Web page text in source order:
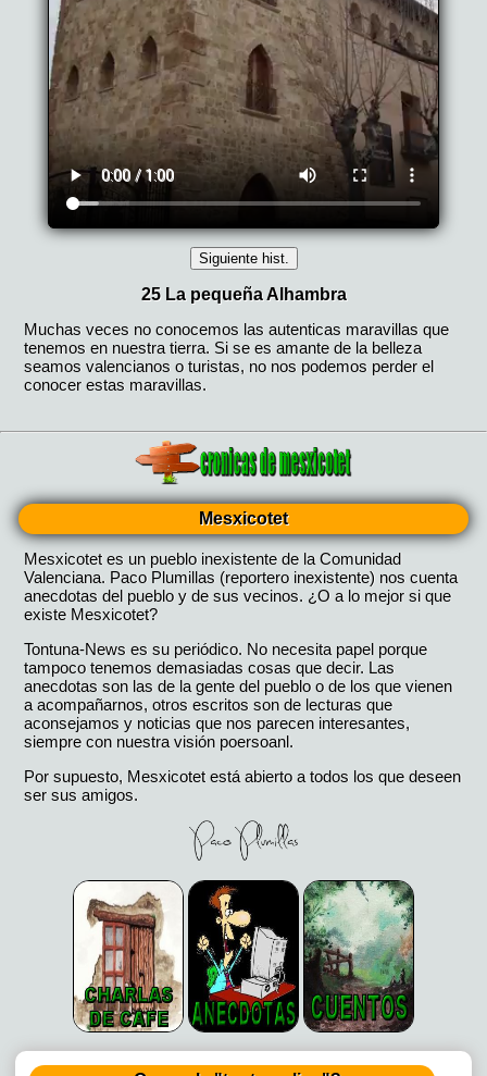
Mesxicotet
Mesxicotet es un pueblo inexistente de la Comunidad
Valenciana. Paco Plumillas (reportero inexistente) nos cuenta
anecdotas del pueblo y de sus vecinos. ¿O a lo mejor si que
existe Mesxicotet?
Tontuna-News es su periódico. No necesita papel porque
tampoco tenemos demasiadas cosas que decir. Las
anecdotas son las de la gente del pueblo o de los que vienen
a acompañarnos, otros escritos son de lecturas que
aconsejamos y noticias que nos parecen interesantes,
siempre con nuestra visión poersoanl.
Por supuesto, Mesxicotet está abierto a todos los que deseen
ser sus amigos.